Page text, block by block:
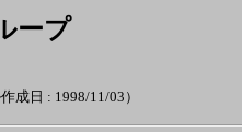
ープ
成日 : 1998/11/03）